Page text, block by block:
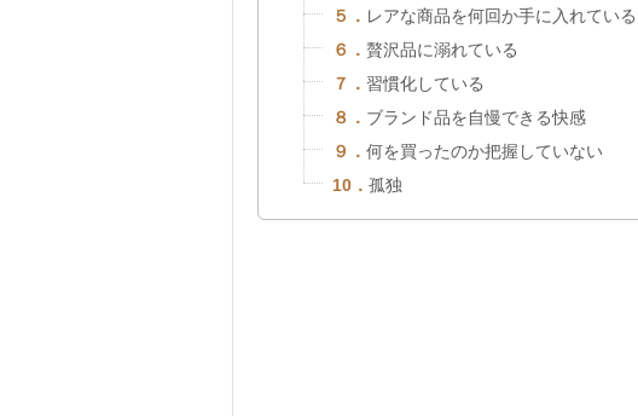
５． レアな商品を何回か手に入れている
６． 贅沢品に溺れている
７． 習慣化している
８． ブランド品を自慢できる快感
９． 何を買ったのか把握していない
10． 孤独